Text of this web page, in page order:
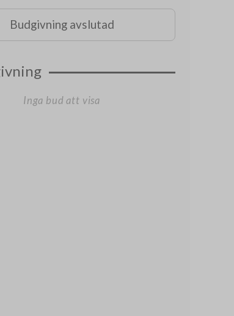
Budgivning avslutad
Inga bud att visa